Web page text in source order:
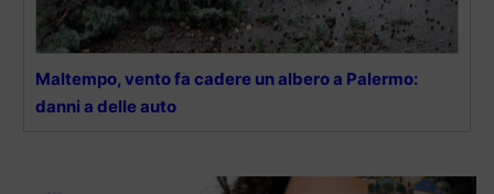
Maltempo, vento fa cadere un albero a Palermo:
danni a delle auto